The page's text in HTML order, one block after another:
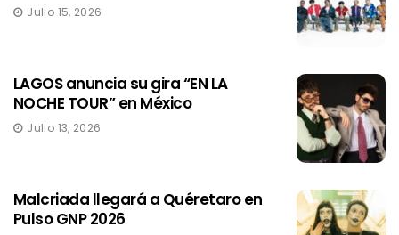
Julio 15, 2026
LAGOS anuncia su gira “EN LA
NOCHE TOUR” en México
Julio 13, 2026
Malcriada llegará a Quéretaro en
Pulso GNP 2026